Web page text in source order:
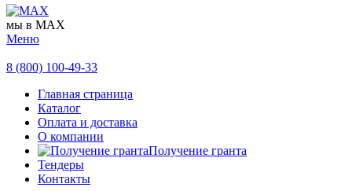
мы в MAX
Меню
8 (800) 100-49-33
Главная страница
Каталог
Оплата и доставка
О компании
Получение гранта
Тендеры
Контакты